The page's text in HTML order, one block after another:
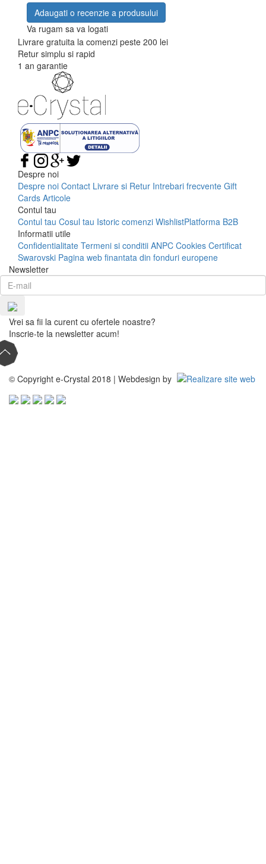
Adaugati o recenzie a produsului
Va rugam sa va logati
Livrare gratuita la comenzi peste 200 lei
Retur simplu si rapid
1 an garantie
Despre noi
Despre noi Contact Livrare si Retur Intrebari frecvente Gift
Cards Articole
Contul tau
Contul tau Cosul tau Istoric comenzi WishlistPlatforma B2B
Informatii utile
Confidentialitate Termeni si conditii ANPC Cookies Certificat
Swarovski Pagina web finantata din fonduri europene
Newsletter
Vrei sa fii la curent cu ofertele noastre?
Inscrie-te la newsletter acum!
© Copyright e-Crystal 2018 | Webdesign by